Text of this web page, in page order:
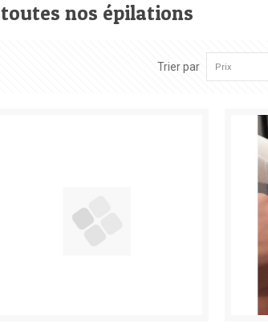
toutes nos épilations
Trier par Prix